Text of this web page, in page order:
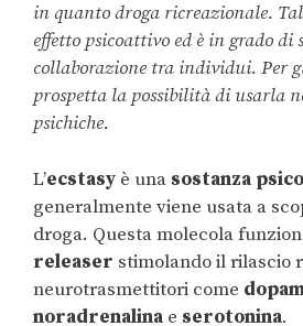
in quanto droga ricreazionale.
effetto psicoattivo ed è in grado di
collaborazione tra individui. Per
prospetta la possibilità di usarla
psichiche.
L’ecstasy è una sostanza
generalmente viene usata a
droga. Questa molecola
releaser stimolando il rilascio
neurotrasmettitori come
noradrenalina e serotonina.